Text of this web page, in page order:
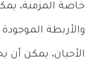
خاصة المزمنة،
والأربطة
الأحيان، يمكن أن